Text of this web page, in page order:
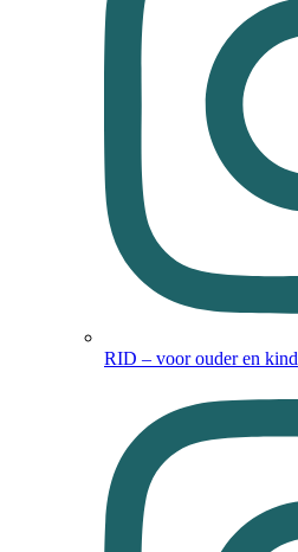
RID – voor ouder en kind